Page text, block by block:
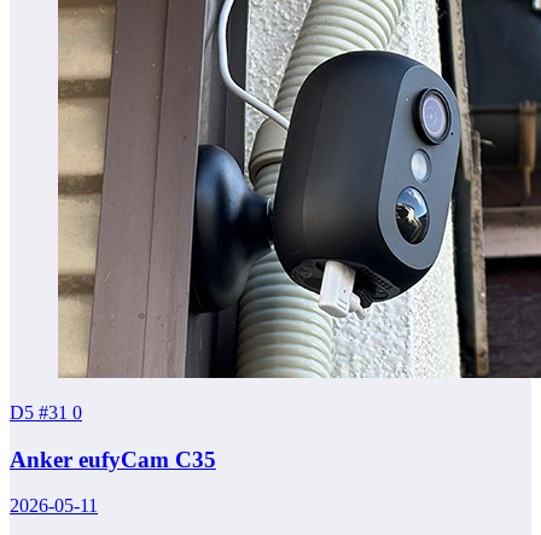
D5 #31 0
Anker eufyCam C35
2026-05-11